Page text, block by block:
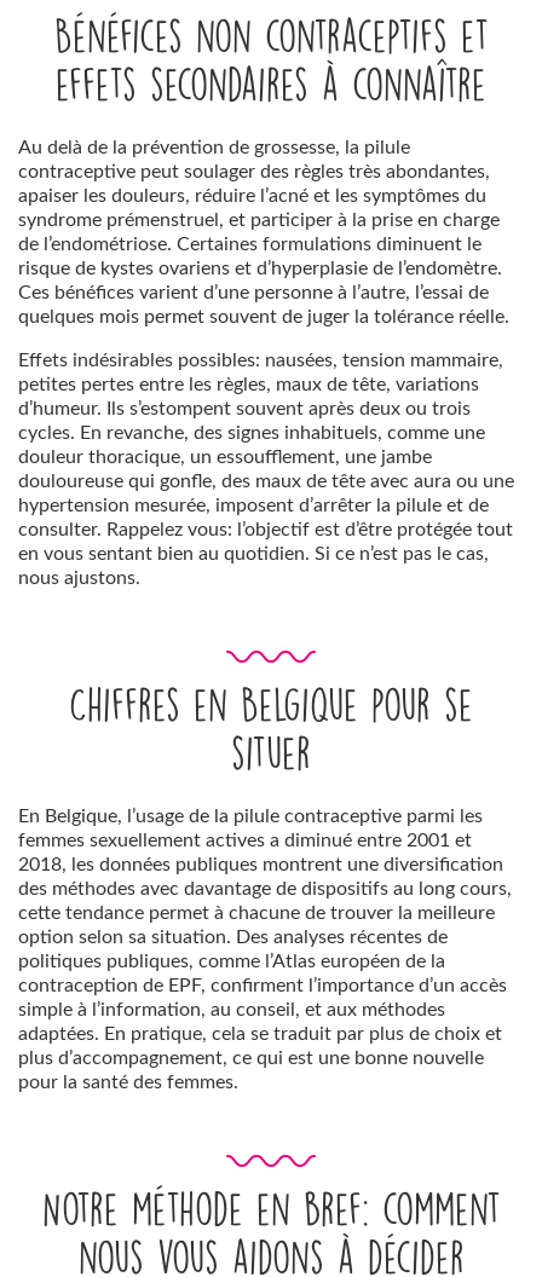
Bénéfices non contraceptifs et
effets secondaires à connaître
Au delà de la prévention de grossesse, la pilule
contraceptive peut soulager des règles très abondantes,
apaiser les douleurs, réduire l’acné et les symptômes du
syndrome prémenstruel, et participer à la prise en charge
de l’endométriose. Certaines formulations diminuent le
risque de kystes ovariens et d’hyperplasie de l’endomètre.
Ces bénéfices varient d’une personne à l’autre, l’essai de
quelques mois permet souvent de juger la tolérance réelle.
Effets indésirables possibles: nausées, tension mammaire,
petites pertes entre les règles, maux de tête, variations
d’humeur. Ils s’estompent souvent après deux ou trois
cycles. En revanche, des signes inhabituels, comme une
douleur thoracique, un essoufflement, une jambe
douloureuse qui gonfle, des maux de tête avec aura ou une
hypertension mesurée, imposent d’arrêter la pilule et de
consulter. Rappelez vous: l’objectif est d’être protégée tout
en vous sentant bien au quotidien. Si ce n’est pas le cas,
nous ajustons.
Chiffres en Belgique pour se
situer
En Belgique, l’usage de la pilule contraceptive parmi les
femmes sexuellement actives a diminué entre 2001 et
2018, les données publiques montrent une diversification
des méthodes avec davantage de dispositifs au long cours,
cette tendance permet à chacune de trouver la meilleure
option selon sa situation. Des analyses récentes de
politiques publiques, comme l’Atlas européen de la
contraception de EPF, confirment l’importance d’un accès
simple à l’information, au conseil, et aux méthodes
adaptées. En pratique, cela se traduit par plus de choix et
plus d’accompagnement, ce qui est une bonne nouvelle
pour la santé des femmes.
Notre méthode en bref: comment
nous vous aidons à décider